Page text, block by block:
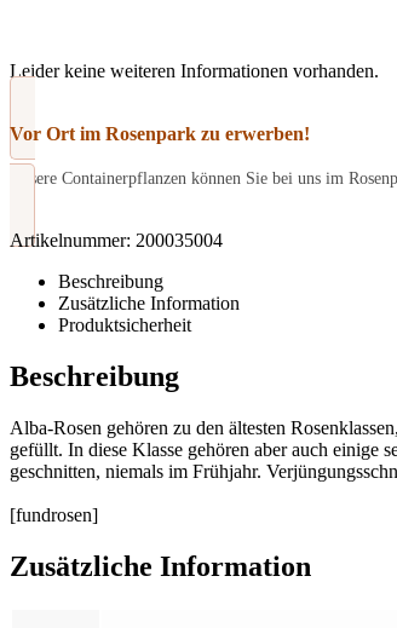
Leider keine weiteren Informationen vorhanden.
Vor Ort im Rosenpark zu erwerben!
Unsere Containerpflanzen können Sie bei uns im
Artikelnummer: 200035004
Beschreibung
Zusätzliche Information
Produktsicherheit
Beschreibung
Alba-Rosen gehören zu den ältesten
gefüllt. In diese Klasse gehören aber auch einige
geschnitten, niemals im Frühjahr.
[fundrosen]
Zusätzliche Information